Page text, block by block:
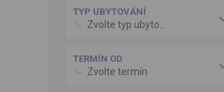
TYP UBYTOVÁNÍ
Zvolte typ ubytování
TERMÍN OD
Zvolte termín